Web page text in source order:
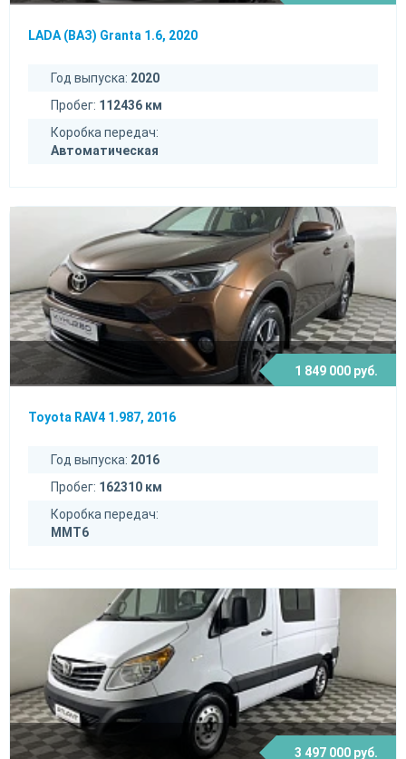
LADA (ВАЗ) Granta 1.6, 2020
Год выпуска: 2020
Пробег: 112436 км
Коробка передач:
Автоматическая
1 849 000 руб.
Toyota RAV4 1.987, 2016
Год выпуска: 2016
Пробег: 162310 км
Коробка передач:
MMT6
3 497 000 руб.